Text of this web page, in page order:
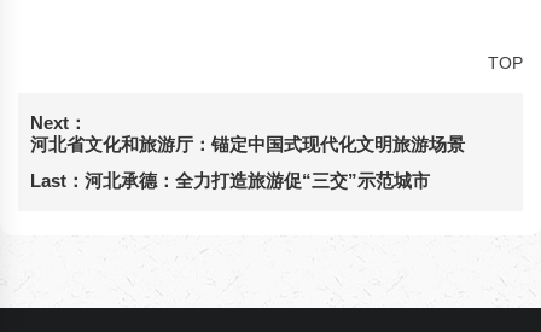
TOP
Next：
河北省文化和旅游厅：锚定中国式现代化文明旅游场景
Last： 河北承德：全力打造旅游促“三交”示范城市